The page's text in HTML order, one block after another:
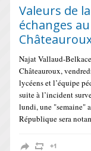
Valeurs de
échanges
Najat Vallaud-
Châteauroux,
lycéens et l’équipe
suite à l’incident
lundi, une "semaine"
République sera